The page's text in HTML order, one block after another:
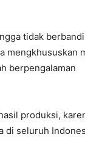
tidak
mengkhususkan
berpengalaman
produksi,
di seluruh